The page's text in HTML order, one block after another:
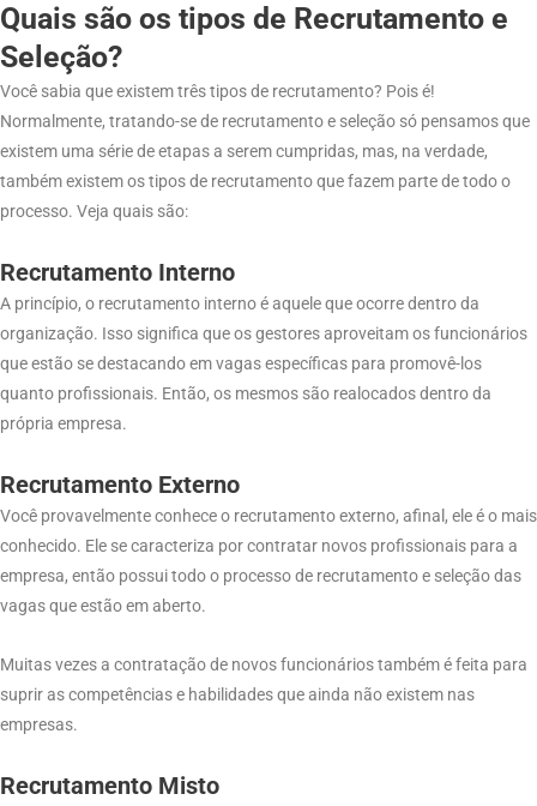
Quais são os tipos de Recrutamento e
Seleção?
Você sabia que existem três tipos de recrutamento? Pois é!
Normalmente, tratando-se de recrutamento e seleção só pensamos que
existem uma série de etapas a serem cumpridas, mas, na verdade,
também existem os tipos de recrutamento que fazem parte de todo o
processo. Veja quais são:
Recrutamento Interno
A princípio, o recrutamento interno é aquele que ocorre dentro da
organização. Isso significa que os gestores aproveitam os funcionários
que estão se destacando em vagas específicas para promovê-los
quanto profissionais. Então, os mesmos são realocados dentro da
própria empresa.
Recrutamento Externo
Você provavelmente conhece o recrutamento externo, afinal, ele é o mais
conhecido. Ele se caracteriza por contratar novos profissionais para a
empresa, então possui todo o processo de recrutamento e seleção das
vagas que estão em aberto.
Muitas vezes a contratação de novos funcionários também é feita para
suprir as competências e habilidades que ainda não existem nas
empresas.
Recrutamento Misto